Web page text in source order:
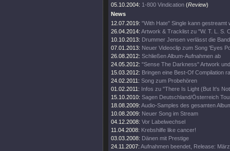
05.10.2004: 1-800 Vindication (Review)
News
12.07.2019: "With Hate" Single kann gestreamt
26.04.2014: Artwork & Tracklist zu "W. T. L. S.
10.10.2013: Drummer Jensen verlässt die Band
07.01.2013: Neuer Videoclip zum Song 'Eyes
26.08.2012: Schließen Album-Aufnahmen ab
24.05.2012: "Sense The Darkness" Artwork
15.03.2012: Bringen eine Best-Of Compilation
24.02.2011: Song zum Probehören
01.02.2011: Infos zu "There Is Light (But It's
15.10.2010: Sagen Deutschland/Österreich
18.08.2009: Audio-Samples des gesamten
10.08.2009: Neuer Song im Stream
04.12.2008: Vor Labelwechsel
11.04.2008: Krebshilfe like cancer!
03.03.2008: Dänen mit Prestige
24.11.2007: Aufnahmen beendet, Release: